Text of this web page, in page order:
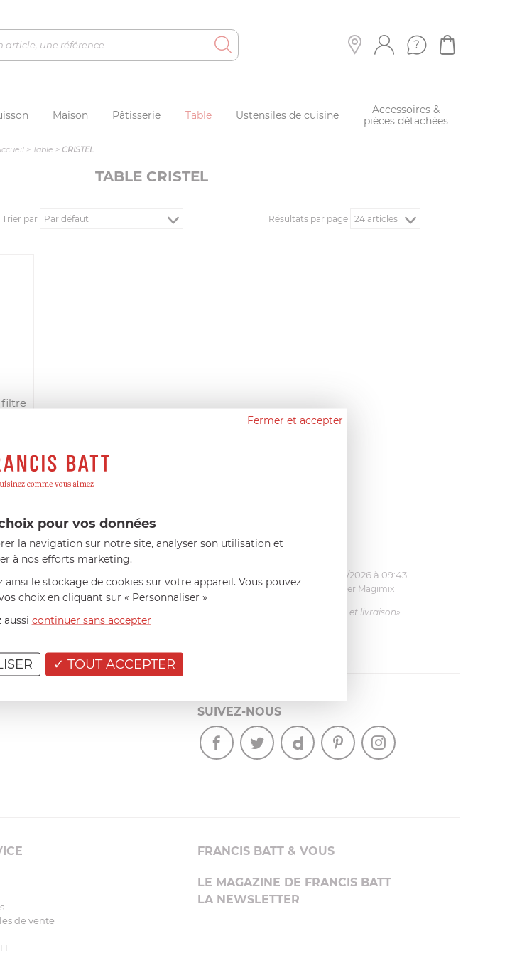
Maison Pâtisserie Table Ustensiles de cuisine
Accessoires &
pièces détachées
> Table > CRISTEL
TABLE CRISTEL
Trier par Résultats par page
filtre
Couteau complet avec lame, joint & écrou
pour le robot cuiseur Cook Expert
L'écrou est un peu dur au début mais ça le
le 23/06/2026 à 09:43
Pale 1.1L pour Glacier Magimix
«Excellent: produit et livraison»
SUIVEZ-NOUS
de vente
FRANCIS BATT & VOUS
LE MAGAZINE DE FRANCIS BATT
LA NEWSLETTER
Fermer et accepter
pour vos données
la navigation sur notre site, analyser son utilisation et
à nos efforts marketing.
le stockage de cookies sur votre appareil. Vous pouvez
choix en cliquant sur « Personnaliser »
aussi continuer sans accepter
TOUT ACCEPTER